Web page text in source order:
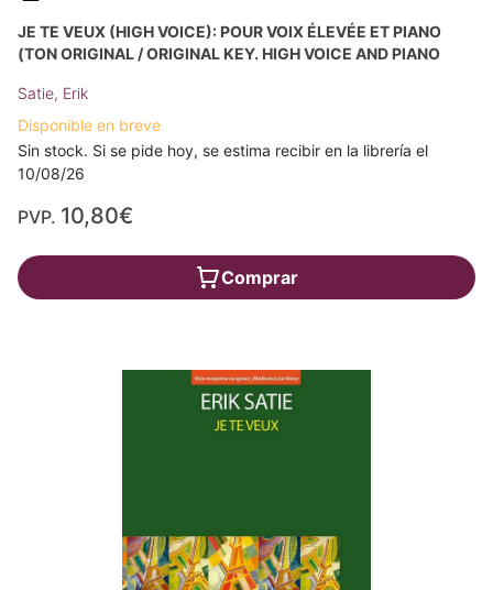
JE TE VEUX (HIGH VOICE): POUR VOIX ÉLEVÉE ET PIANO
(TON ORIGINAL / ORIGINAL KEY. HIGH VOICE AND PIANO
Satie, Erik
Disponible en breve
Sin stock. Si se pide hoy, se estima recibir en la librería el
10/08/26
PVP. 10,80€
Comprar